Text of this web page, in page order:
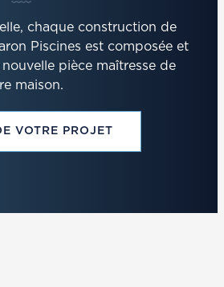
chaque construction de
Piscines est composée et
pièce maîtresse de
maison.
VOTRE PROJET